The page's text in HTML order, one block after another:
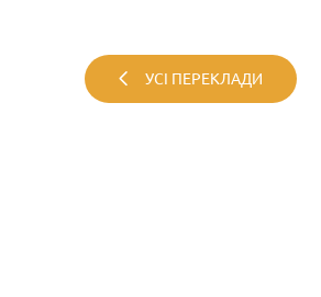
УСІ ПЕРЕКЛАДИ